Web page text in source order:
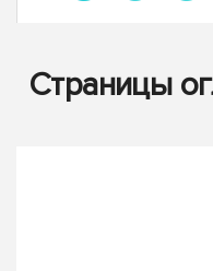
Страницы